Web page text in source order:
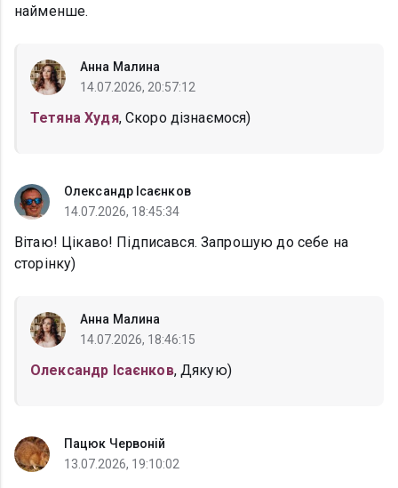
найменше.
Анна Малина
14.07.2026, 20:57:12
Тетяна Худя, Скоро дізнаємося)
Олександр Ісаєнков
14.07.2026, 18:45:34
Вітаю! Цікаво! Підписався. Запрошую до себе на
сторінку)
Анна Малина
14.07.2026, 18:46:15
Олександр Ісаєнков, Дякую)
Пацюк Червоній
13.07.2026, 19:10:02